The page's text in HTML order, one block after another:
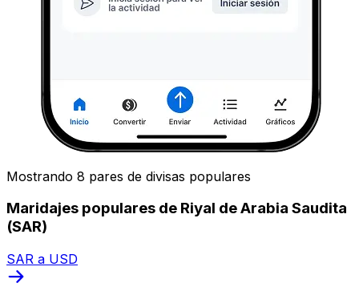
Mostrando 8 pares de divisas populares
Maridajes populares de Riyal de Arabia Saudita
(SAR)
SAR a USD